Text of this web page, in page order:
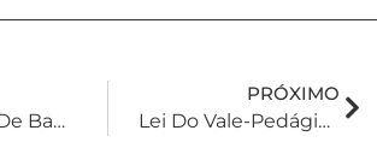
Empregado De Banco Que Acessou Dados De Ex-Esposa No Ambiente De Trabalho Tem Dispensa Por Justa Causa Confirmada Pelo TST
PRÓXIMO
Lei Do Vale-Pedágio Obrigatório: Como Funciona E Como Evitar Sanções